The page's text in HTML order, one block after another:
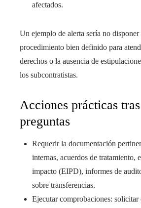
afectados.
Un ejemplo de alerta sería no disponer
procedimiento bien definido para
derechos o la ausencia de
los subcontratistas.
Acciones prácticas
preguntas
Requerir la documentación
internas, acuerdos de tratamiento,
impacto (EIPD), informes de
sobre transferencias.
Ejecutar comprobaciones: solicitar